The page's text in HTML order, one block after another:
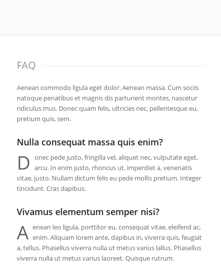
FAQ
Aenean commodo ligula eget dolor. Aenean massa. Cum sociis
natoque penatibus et magnis dis parturient montes, nascetur
ridiculus mus. Donec quam felis, ultricies nec, pellentesque eu,
pretium quis, sem.
Nulla consequat massa quis enim?
D onec pede justo, fringilla vel, aliquet nec, vulputate eget,
arcu. In enim justo, rhoncus ut, imperdiet a, venenatis
vitae, justo. Nullam dictum felis eu pede mollis pretium. Integer
tincidunt. Cras dapibus.
Vivamus elementum semper nisi?
A enean leo ligula, porttitor eu, consequat vitae, eleifend ac,
enim. Aliquam lorem ante, dapibus in, viverra quis, feugiat
a, tellus. Phasellus viverra nulla ut metus varius lallus. Phasellus
viverra nulla ut metus varius laoreet. Quisque rutrum.